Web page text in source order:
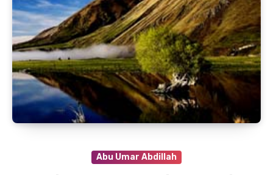
Abu Umar Abdillah